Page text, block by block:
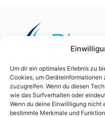
Um dir ein optimales Erlebnis zu
Cookies, um
zuzugreifen. Wenn du diesen
wie das Surfverhalten oder
Wenn du deine Einwillligung
bestimmte Merkmale und
Nützliche Links